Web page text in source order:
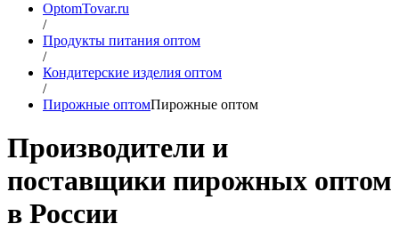
OptomTovar.ru
/
Продукты питания оптом
/
Кондитерские изделия оптом
/
Пирожные оптомПирожные оптом
Производители и
поставщики пирожных оптом
в России